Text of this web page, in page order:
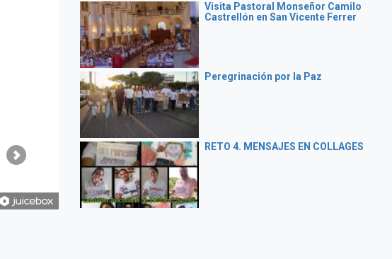
Visita Pastoral Monseñor Camilo
Castrellón en San Vicente Ferrer
Peregrinación por la Paz
RETO 4. MENSAJES EN COLLAGES